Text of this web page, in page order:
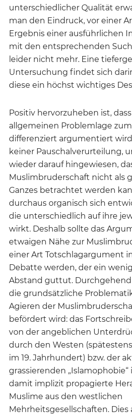
unterschiedlicher Qualität
man den Eindruck, vor einer
Ergebnis einer ausführlichen
mit den entsprechenden
leider nicht mehr. Eine
Untersuchung findet sich
diese ein höchst wichtiges
Positiv hervorzuheben ist,
allgemeinen Problemlage
differenziert argumentiert
keiner Pauschalverurteilung,
wieder darauf hingewiesen,
Muslimbruderschaft nicht als
Ganzes betrachtet werden
durchaus organisch sich
die unterschiedlich auf ihre
wirkt. Deshalb sollte das
etwaigen Nähe zur
einer Art Totschlagargument
Debatte werden, der ein
Abstand guttut.
die grundsätzliche
Agieren der
befördert wird: das
von der angeblichen
durch den Westen
im 19. Jahrhundert) bzw. der
grassierenden
damit implizit propagierte
Muslime aus den westlichen
Mehrheitsgesellschaften. Dies